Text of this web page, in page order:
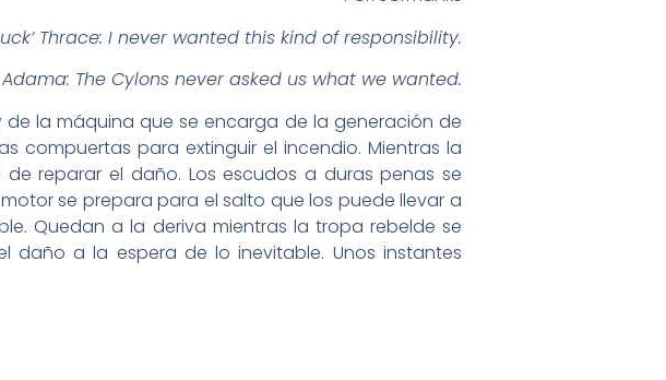
Thrace: I never wanted this kind of responsibility.
The Cylons never asked us what we wanted.
la máquina que se encarga de la generación de
compuertas para extinguir el incendio. Mientras la
reparar el daño. Los escudos a duras penas se
se prepara para el salto que los puede llevar a
Quedan a la deriva mientras la tropa rebelde se
a la espera de lo inevitable. Unos instantes